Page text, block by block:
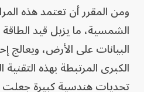
ومن المقرر أن تعتمد هذه
الشمسية، ما يزيل قيد
البيانات على الأرض، ويعالج
الكبرى المرتبطة بهذه
تحديات هندسية كبيرة